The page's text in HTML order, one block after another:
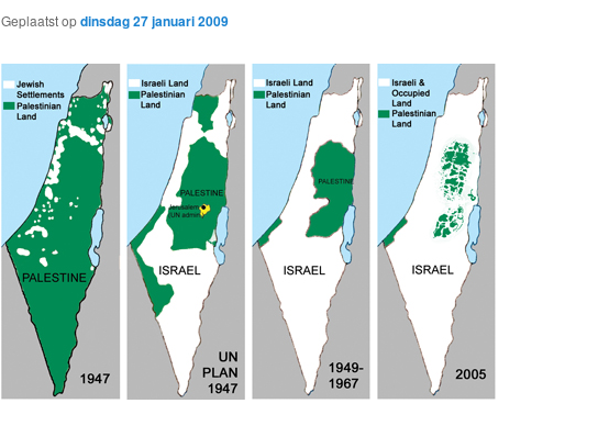
Geplaatst opdinsdag 27 januari 2009